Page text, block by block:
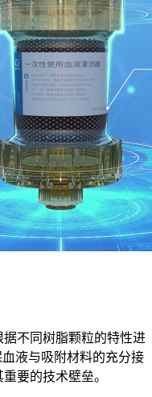
不同树脂颗粒的特性进
液与吸附材料的充分接
要的技术壁垒。